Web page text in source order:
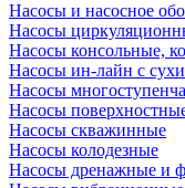
Насосы и насосное
Насосы
Насосы консольные,
Насосы ин-лайн с
Насосы
Насосы
Насосы скважинные
Насосы колодезные
Насосы дренажные и